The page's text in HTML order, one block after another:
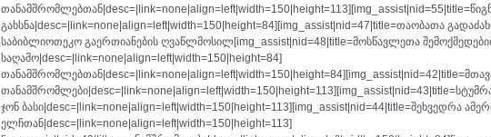
გახსნა|desc=|link=none|align=left|width=150|height=84][img_assist|nid=47|title=თაობათა
საბიბლიოთეკო გაერთიანების ღვაწლმოსილ[img_assist|nid=48|title=მოსწავლეთა
საღამო|desc=|link=none|align=left|width=150|height=84]
ჯონ ბასი|desc=|link=none|align=left|width=150|height=113][img_assist|nid=44|title=შეხვედრა
ელჩთან|desc=|link=none|align=left|width=150|height=113]